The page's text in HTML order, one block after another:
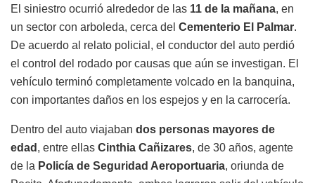
El siniestro ocurrió alrededor de las 11 de la mañana, en
un sector con arboleda, cerca del Cementerio El Palmar.
De acuerdo al relato policial, el conductor del auto perdió
el control del rodado por causas que aún se investigan. El
vehículo terminó completamente volcado en la banquina,
con importantes daños en los espejos y en la carrocería.
Dentro del auto viajaban dos personas mayores de
edad , entre ellas Cinthia Cañizares, de 30 años, agente
de la Policía de Seguridad Aeroportuaria, oriunda de